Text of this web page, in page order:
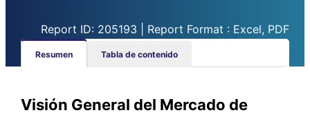
Report ID: 205193 | Report Format : Excel, PDF
Resumen Tabla de contenido
Visión General del Mercado de